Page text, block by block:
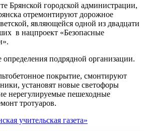
Брянской городской администрации,
отремонтируют дорожное
являющейся одной из двадцати
в нацпроект «Безопасные
определения подрядной организации.
покрытие, смонтируют
установят новые светофоры
нерегулируемые пешеходные
тротуаров.
учительская газета»